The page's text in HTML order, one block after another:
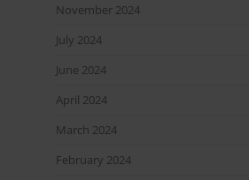
November 2024
July 2024
June 2024
April 2024
March 2024
February 2024